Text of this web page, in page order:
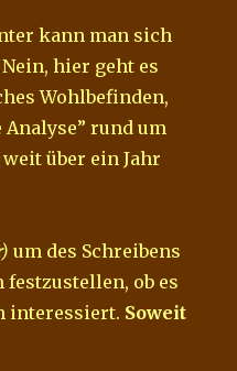
kann man sich
hier geht es
Wohlbefinden,
rund um
über ein Jahr
um des Schreibens
ob es
interessiert. Soweit